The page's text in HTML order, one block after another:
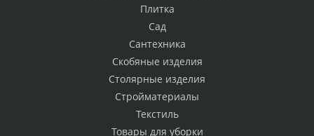
Плитка
Сад
Сантехника
Скобяные изделия
Столярные изделия
Стройматериалы
Текстиль
Товары для уборки